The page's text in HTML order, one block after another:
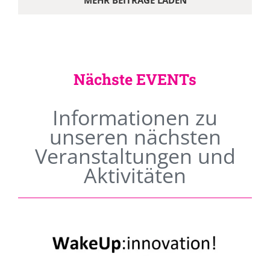
Nächste EVENTs
Informationen zu
unseren nächsten
Veranstaltungen und
Aktivitäten